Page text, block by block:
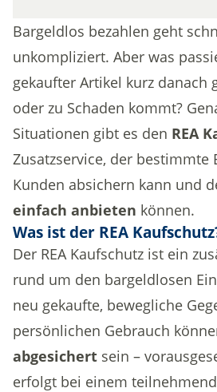
Bargeldlos bezahlen geht
unkompliziert. Aber was
gekaufter Artikel kurz danach
oder zu Schaden kommt?
Situationen gibt es den REA
Zusatzservice, der bestimmte
Kunden absichern kann und
einfach anbieten können.
Was ist der REA
Der REA Kaufschutz ist ein
rund um den bargeldlosen
neu gekaufte, bewegliche
persönlichen Gebrauch
abgesichert sein –
erfolgt bei einem